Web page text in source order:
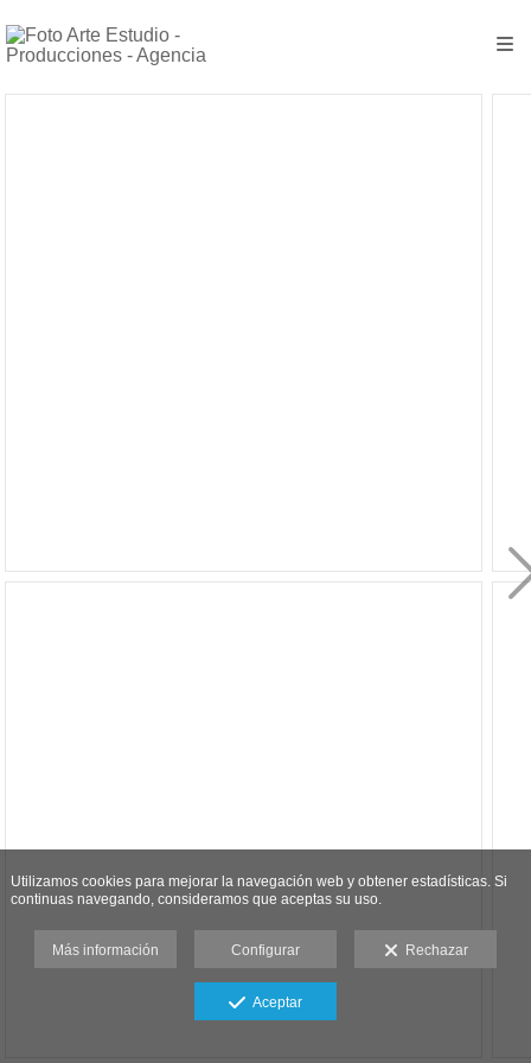
Utilizamos cookies para mejorar la navegación web y obtener estadísticas. Si
continuas navegando, consideramos que aceptas su uso.
Más información Configurar Rechazar
Aceptar